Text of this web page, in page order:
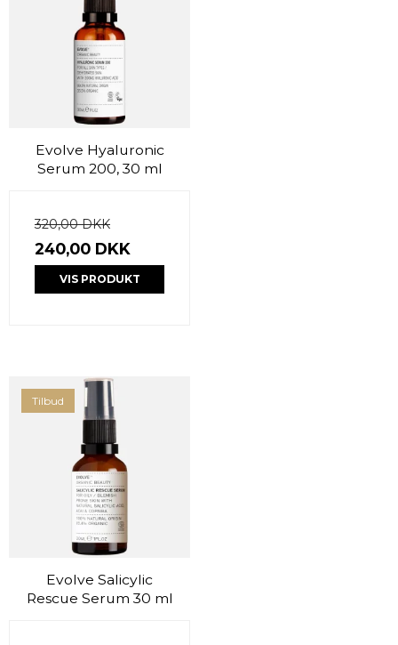
Evolve Hyaluronic
Serum 200, 30 ml
320,00 DKK
240,00 DKK
VIS PRODUKT
Tilbud
Evolve Salicylic
Rescue Serum 30 ml